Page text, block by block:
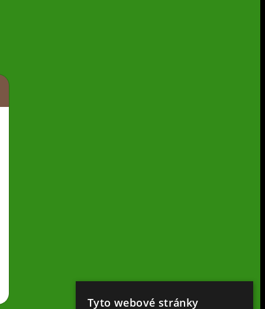
Tyto webové stránky